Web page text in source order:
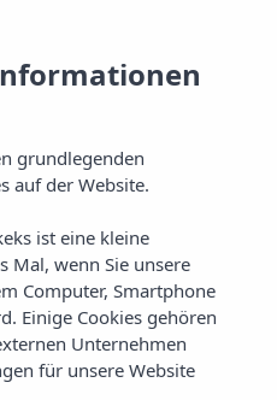
Apartments
grundlegenden
auf der Website.
ist eine kleine
Mal, wenn Sie unsere
Computer, Smartphone
Einige Cookies gehören
Unternehmen
für unsere Website